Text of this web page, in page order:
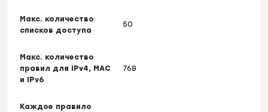
Макс. количество
списков доступа
50
Макс. количество
правил для IPv4, MAC
и IPv6
768
Каждое правило